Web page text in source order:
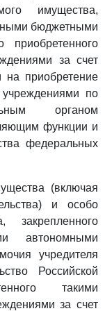
имущества,
бюджетными
приобретенного
за счет
на приобретение
по
органом
функции и
федеральных
(включая
и особо
закрепленного
автономными
учредителя
Российской
такими
за счет